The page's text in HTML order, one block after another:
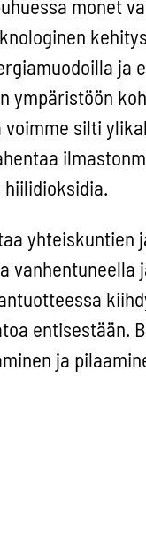
monet
ja
ympäristöön
silti
yhteiskuntien
vanhentuneella
entisestään.
ja